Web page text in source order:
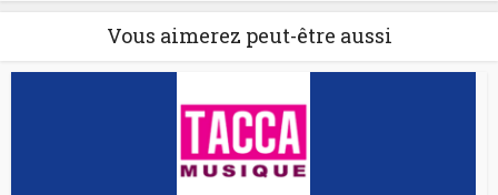
Vous aimerez peut-être aussi